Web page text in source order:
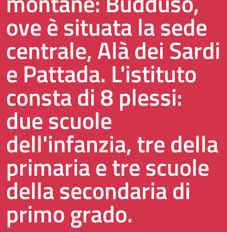
ove è situata la sede
centrale, Alà dei Sardi
e Pattada. L'istituto
consta di 8 plessi:
due scuole
dell'infanzia, tre della
primaria e tre scuole
della secondaria di
primo grado.